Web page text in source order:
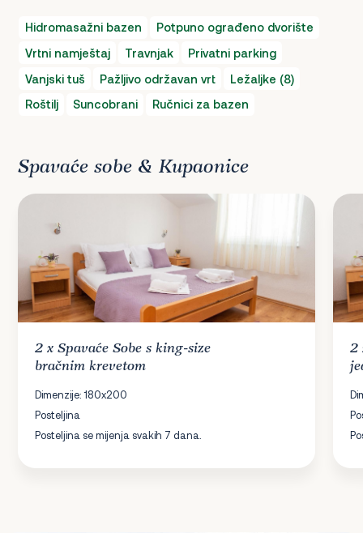
Hidromasažni bazen
Potpuno ograđeno dvorište
Vrtni namještaj
Travnjak
Privatni parking
Vanjski tuš
Pažljivo održavan vrt
Ležaljke (8)
Roštilj
Suncobrani Ručnici za bazen
Spavaće sobe & Kupaonice
2 xSpavaće Sobes king-size
bračnim krevetom
Dimenzije: 180x200
Posteljina
Posteljina se mijenja svakih 7 dana.
2